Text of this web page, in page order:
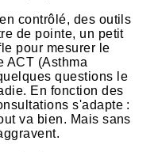
contrôlé, des outils
de pointe, un petit
pour mesurer le
ACT (Asthma
questions le
En fonction des
s'adapte :
va bien. Mais sans